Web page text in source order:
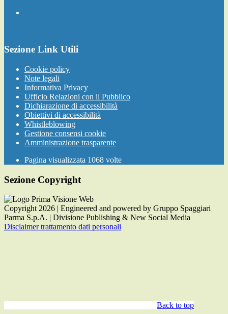
Sezione Link Utili
Cookie policy
Note legali
Informativa Privacy
Ufficio Relazioni con il Pubblico
Dichiarazione di accessibilità
Obiettivi di accessibilità
Whistleblowing
Gestione consensi cookie
Amministrazione trasparente
Pagina visualizzata 1068 volte
Sezione Copyright
Copyright 2026 | Engineered and powered by Gruppo Spaggiari
Parma S.p.A. | Divisione Publishing & New Social Media
Disclaimer trattamento dati personali
Back to top